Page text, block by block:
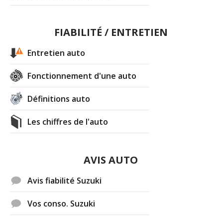
FIABILITÉ / ENTRETIEN
Entretien auto
Fonctionnement d'une auto
Définitions auto
Les chiffres de l'auto
AVIS AUTO
Avis fiabilité Suzuki
Vos conso. Suzuki